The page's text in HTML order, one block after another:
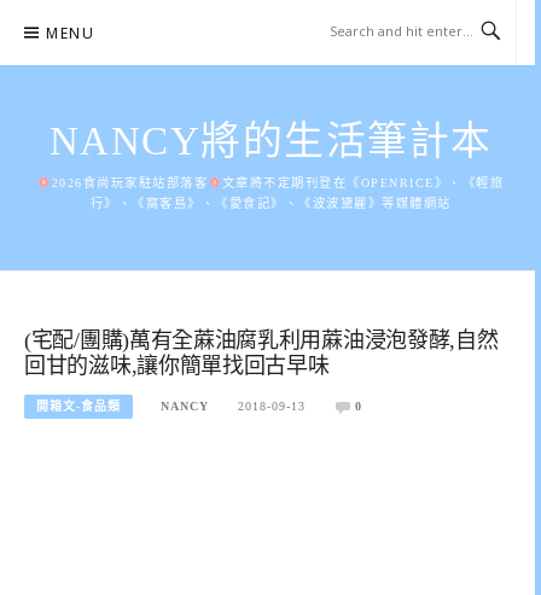
content
MENU
NANCY將的生活筆計本
2026食尚玩家駐站部落客
文章將不定期刊登在《OPENRICE》、《輕旅
行》、《窩客島》、《愛食記》、《波波黛麗》等媒體網站
(宅配/團購)萬有全蔴油腐乳利用蔴油浸泡發酵,自然
回甘的滋味,讓你簡單找回古早味
開箱文-食品類 NANCY 2018-09-13 0